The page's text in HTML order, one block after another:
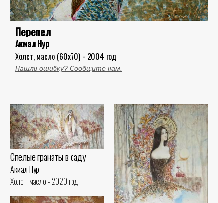
Перепел
Акмал Нур
Холст, масло (60x70) - 2004 год
Нашли ошибку? Сообщите нам.
Спелые гранаты в саду
Акмал Нур
Холст, масло - 2020 год